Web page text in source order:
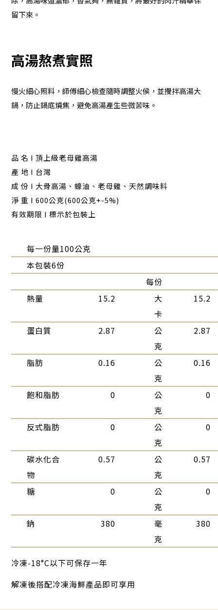
留下來。
高湯熬煮實照
慢火細心照料，師傅細心檢查隨時調整火侯，並攪拌高湯大
鍋，防止鍋底燒焦，避免高湯產生些微苦味。
品 名 I 頂上級老母雞高湯
產 地 I 台灣
成 份 I 大骨高湯、蠔油、老母雞、天然調味料
淨 重 I 600公克(600公克+-5%)
有效期限 I 標示於包裝上
每一份量100公克
本包裝6份
每份
熱量
15.2
大
卡
15.2
蛋白質 2.87
公
克
2.87
脂肪 0.16
公
克
0.16
飽和脂肪 0
公
克
0
反式脂肪 0
公
克
0
碳水化合
物
0.57
公
克
0.57
糖 0
公
克
0
鈉 380
毫
克
380
冷凍-18°C以下可保存一年
解凍後搭配冷凍海鮮產品即可享用